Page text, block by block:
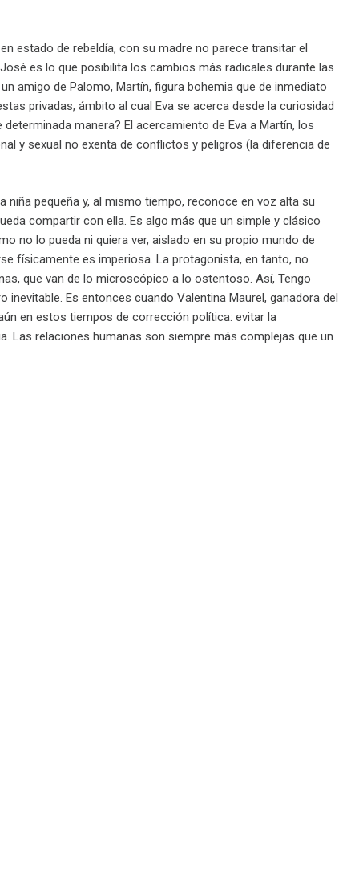
estado de rebeldía, con su madre no parece transitar el
es lo que posibilita los cambios más radicales durante las
amigo de Palomo, Martín, figura bohemia que de inmediato
privadas, ámbito al cual Eva se acerca desde la curiosidad
manera? El acercamiento de Eva a Martín, los
y sexual no exenta de conflictos y peligros (la diferencia de
niña pequeña y, al mismo tiempo, reconoce en voz alta su
compartir con ella. Es algo más que un simple y clásico
no lo pueda ni quiera ver, aislado en su propio mundo de
físicamente es imperiosa. La protagonista, en tanto, no
que van de lo microscópico a lo ostentoso. Así, Tengo
Es entonces cuando Valentina Maurel, ganadora del
en estos tiempos de corrección política: evitar la
Las relaciones humanas son siempre más complejas que un